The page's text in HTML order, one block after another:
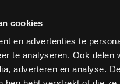
cookies
en advertenties te
te analyseren. Ook
adverteren en analyse.